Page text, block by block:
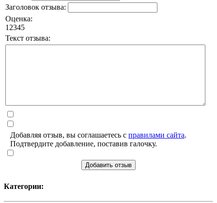
Заголовок отзыва:
Оценка:
1 2345
Текст отзыва:
Добавляя отзыв, вы соглашаетесь с правилами сайта.
Подтвердите добавление, поставив галочку.
Добавить отзыв
Категории: